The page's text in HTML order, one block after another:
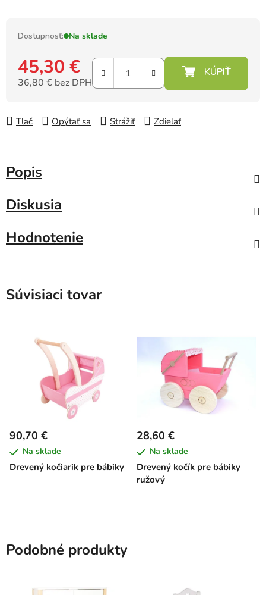
Dostupnosť: Na sklade
45,30 €
36,80 € bez DPH
Tlač
Opýtať sa Strážiť Zdieľať
Popis
Diskusia
Hodnotenie
Súvisiaci tovar
Drevený kočiarik pre bábiky
90,70 €
Na sklade
Drevený kočík pre bábiky
ružový
28,60 €
Na sklade
Podobné produkty